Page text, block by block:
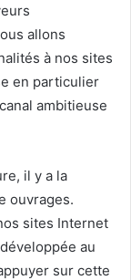
allons
à nos sites
en particulier
ambitieuse
il y a la
ouvrages.
sites Internet
au
sur cette